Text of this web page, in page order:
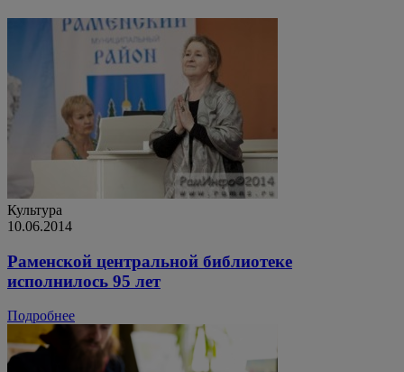
Культура
10.06.2014
Раменской центральной библиотеке
исполнилось 95 лет
Подробнее